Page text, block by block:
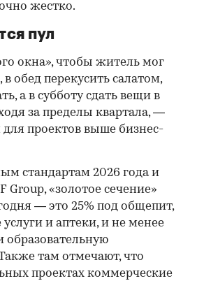
жестко.
пул
окна», чтобы житель мог
обед перекусить салатом,
а в субботу сдать вещи в
за пределы квартала, —
для проектов выше бизнес-
стандартам 2026 года и
Group, «золотое сечение»
— это 25% под общепит,
и аптеки, и не менее
образовательную
там отмечают, что
проектах коммерческие